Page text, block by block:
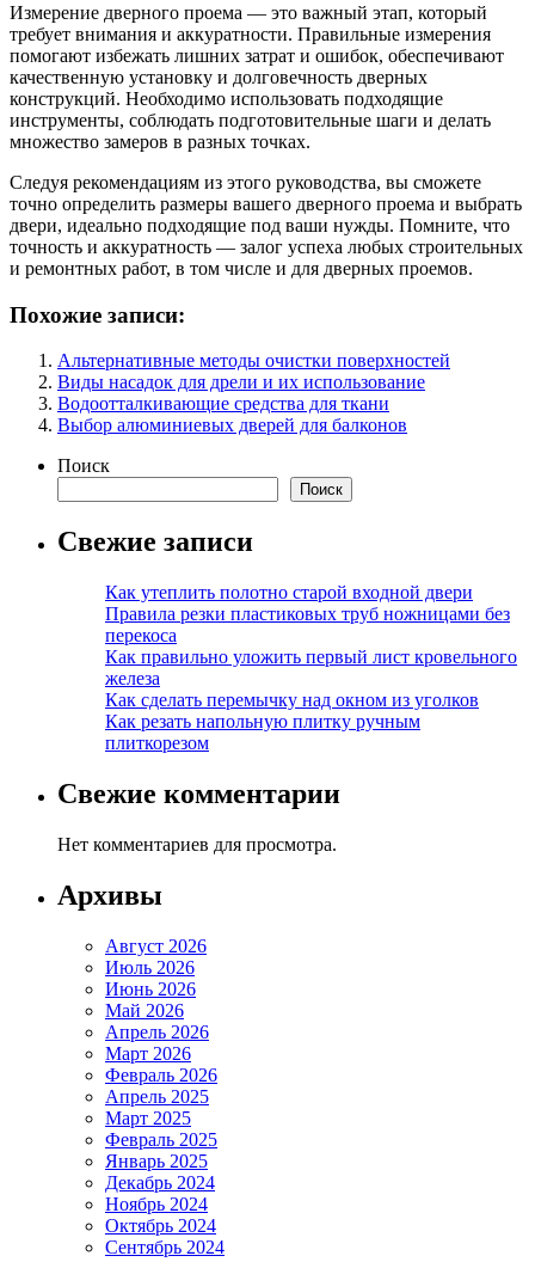
Измерение дверного проема — это важный этап, который
требует внимания и аккуратности. Правильные измерения
помогают избежать лишних затрат и ошибок, обеспечивают
качественную установку и долговечность дверных
конструкций. Необходимо использовать подходящие
инструменты, соблюдать подготовительные шаги и делать
множество замеров в разных точках.
Следуя рекомендациям из этого руководства, вы сможете
точно определить размеры вашего дверного проема и выбрать
двери, идеально подходящие под ваши нужды. Помните, что
точность и аккуратность — залог успеха любых строительных
и ремонтных работ, в том числе и для дверных проемов.
Похожие записи:
Альтернативные методы очистки поверхностей
Виды насадок для дрели и их использование
Водоотталкивающие средства для ткани
Выбор алюминиевых дверей для балконов
Поиск
Поиск
Свежие записи
Как утеплить полотно старой входной двери
Правила резки пластиковых труб ножницами без
перекоса
Как правильно уложить первый лист кровельного
железа
Как сделать перемычку над окном из уголков
Как резать напольную плитку ручным
плиткорезом
Свежие комментарии
Нет комментариев для просмотра.
Архивы
Август 2026
Июль 2026
Июнь 2026
Май 2026
Апрель 2026
Март 2026
Февраль 2026
Апрель 2025
Март 2025
Февраль 2025
Январь 2025
Декабрь 2024
Ноябрь 2024
Октябрь 2024
Сентябрь 2024